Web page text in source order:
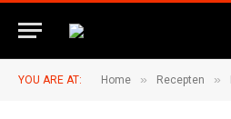
YOU ARE AT: Home » Recepten »